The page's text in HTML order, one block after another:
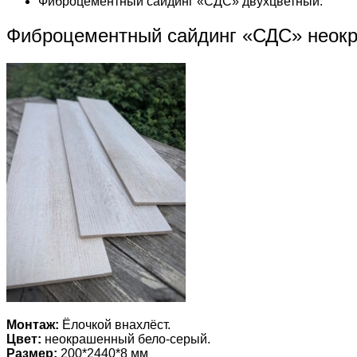
Фиброцементный сайдинг «СДС»
Монтаж: Ёлочкой внахлёст.
Цвет: неокрашенный бело-серый.
Размер: 200*2440*8 мм